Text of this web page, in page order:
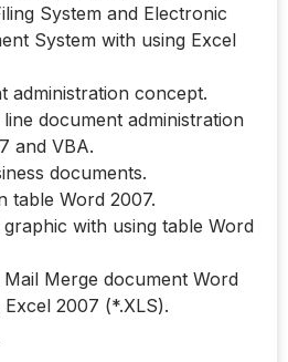
System and Electronic
System with using Excel
administration concept.
document administration
and VBA.
documents.
table Word 2007.
with using table Word
Merge document Word
2007 (*.XLS).